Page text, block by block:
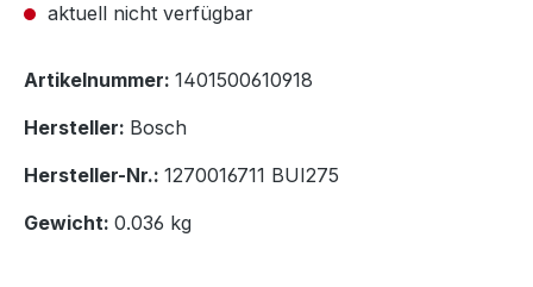
aktuell nicht verfügbar
Artikelnummer: 1401500610918
Hersteller: Bosch
Hersteller-Nr.: 1270016711 BUI275
Gewicht: 0.036 kg